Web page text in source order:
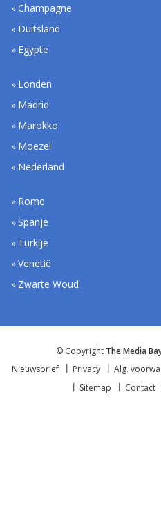
Champagne
Duitsland
Egypte
Londen
Madrid
Marokko
Moezel
Nederland
Rome
Spanje
Turkije
Venetië
Zwarte Woud
© Copyright The Media
Nieuwsbrief
Privacy Alg.
Sitemap
Contact